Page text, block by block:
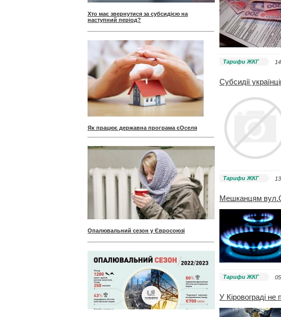
Хто має звернутися за субсидією на
наступний період?
Як працює державна програма єОселя
Опалювальний сезон у Євросоюзі
Тарифи ЖКГ
Субсидії
Тарифи ЖКГ
Мешканцям
Тарифи ЖКГ
У Кіровограді